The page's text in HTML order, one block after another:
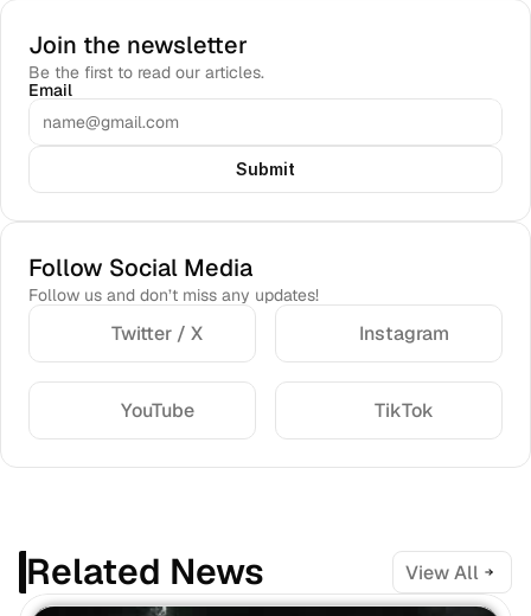
Join the newsletter
Be the first to read our articles.
Email
Submit
Follow Social Media
Follow us and don’t miss any updates!
Twitter / X Instagram
YouTube TikTok
Related News View All